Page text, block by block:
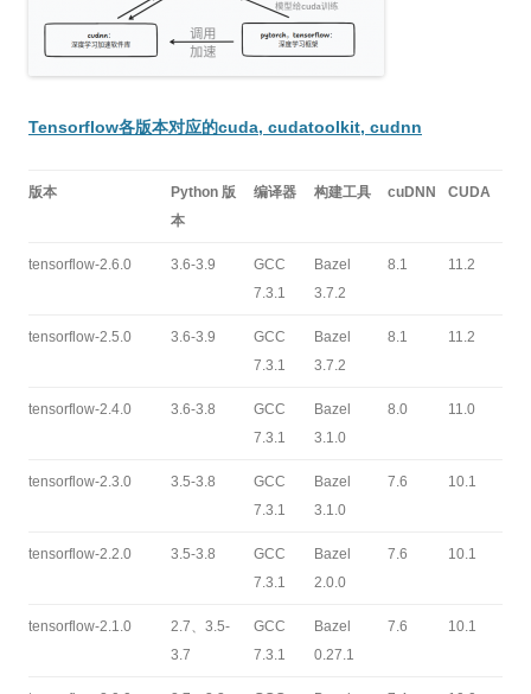
Tensorflow各版本对应的cuda, cudatoolkit, cudnn
版本
Python 版
本
编译器 构建工具 cuDNN CUDA
tensorflow-2.6.0 3.6-3.9
GCC
7.3.1
Bazel
3.7.2
8.1 11.2
tensorflow-2.5.0 3.6-3.9
GCC
7.3.1
Bazel
3.7.2
8.1 11.2
tensorflow-2.4.0 3.6-3.8
GCC
7.3.1
Bazel
3.1.0
8.0 11.0
tensorflow-2.3.0 3.5-3.8
GCC
7.3.1
Bazel
3.1.0
7.6 10.1
tensorflow-2.2.0 3.5-3.8
GCC
7.3.1
Bazel
2.0.0
7.6 10.1
tensorflow-2.1.0
2.7、3.5-
3.7
GCC
7.3.1
Bazel
0.27.1
7.6 10.1